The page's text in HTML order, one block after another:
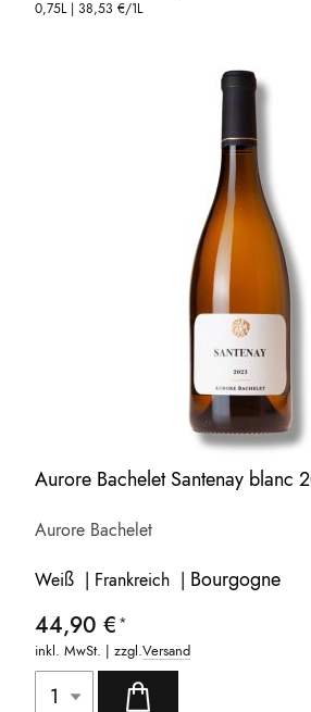
0,75L |38,53 €/1L
Aurore Bachelet Santenay blanc
Aurore Bachelet
Weiß | Frankreich | Bourgogne
44,90 €
inkl. MwSt. | zzgl.Versand